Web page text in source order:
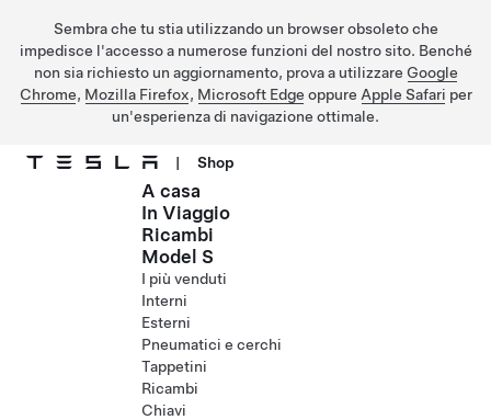
Sembra che tu stia utilizzando un browser obsoleto che
impedisce l'accesso a numerose funzioni del nostro sito. Benché
non sia richiesto un aggiornamento, prova a utilizzare Google
Chrome, Mozilla Firefox, Microsoft Edge oppure Apple Safari per
un'esperienza di navigazione ottimale.
Passa al contenuto principale
| Shop
A casa
In Viaggio
Ricambi
Model S
I più venduti
Interni
Esterni
Pneumatici e cerchi
Tappetini
Ricambi
Chiavi